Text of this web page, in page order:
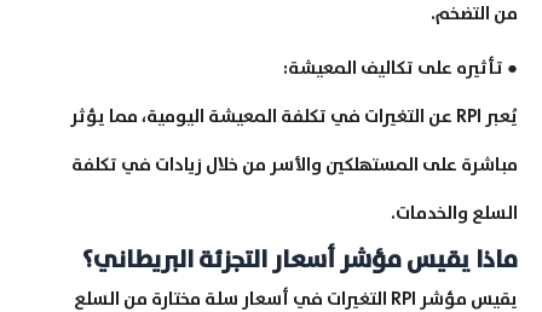
من التضخم.
● تأثيره على تكاليف المعيشة:
يُعبر RPI عن التغيرات في تكلفة المعيشة اليومية، مما يؤثر
مباشرة على المستهلكين والأسر من خلال زيادات في تكلفة
السلع والخدمات.
ماذا يقيس مؤشر أسعار التجزئة البريطاني؟
يقيس مؤشر RPI التغيرات في أسعار سلة مختارة من السلع